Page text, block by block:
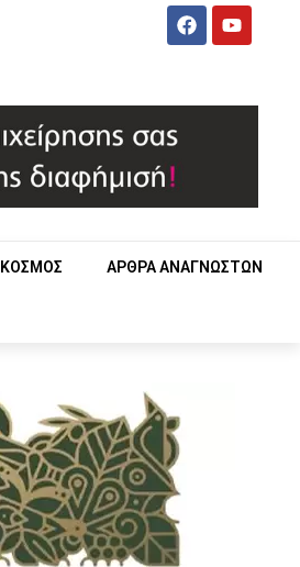
ΚΟΣΜΟΣ ΑΡΘΡΑ ΑΝΑΓΝΩΣΤΩΝ